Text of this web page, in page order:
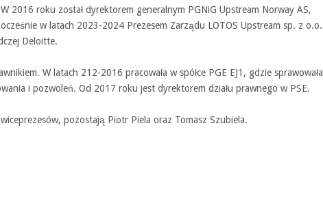
2016 roku został dyrektorem generalnym PGNiG Upstream Norway AS,
w latach 2023-2024 Prezesem Zarządu LOTOS Upstream sp. z o.o.
Deloitte.
W latach 212-2016 pracowała w spółce PGE EJ1, gdzie sprawowała
i pozwoleń. Od 2017 roku jest dyrektorem działu prawnego w PSE.
pozostają Piotr Piela oraz Tomasz Szubiela.